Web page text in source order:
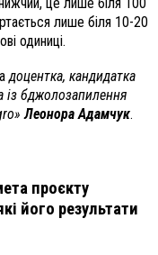
лише біля 10-20
одиниці.
доцентка, кандидатка
із бджолозапилення
Леонора Адамчук.
проєкту
його результати